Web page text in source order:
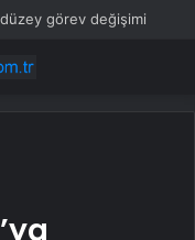
görev değişimi